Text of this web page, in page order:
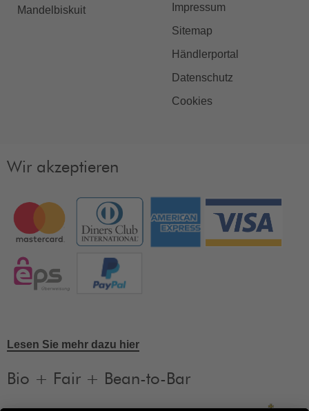
Mandelbiskuit
Impressum
Sitemap
Händlerportal
Datenschutz
Cookies
Wir akzeptieren
Lesen Sie mehr dazu hier
Bio + Fair + Bean-to-Bar